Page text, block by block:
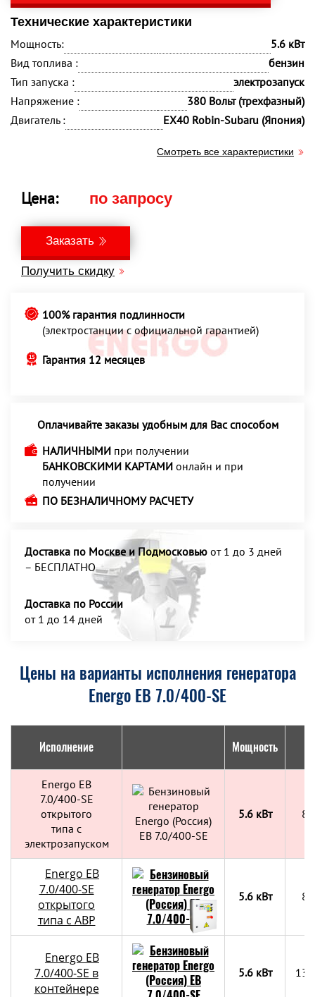
Технические характеристики
Мощность:
5.6 кВт
Вид топлива :
бензин
Тип запуска :
электрозапуск
Напряжение :
380 Вольт (трехфазный)
Двигатель :
EX40 Robin-Subaru (Япония)
Смотреть все характеристики
Цена: по запросу
Заказать
Получить скидку
100% гарантия подлинности
(электростанции с официальной гарантией)
Гарантия 12 месяцев
Оплачивайте заказы удобным для Вас способом
НАЛИЧНЫМИ при получении
БАНКОВСКИМИ КАРТАМИ онлайн и при
получении
ПО БЕЗНАЛИЧНОМУ РАСЧЕТУ
Доставка по Москве и Подмосковью от 1 до 3 дней
– БЕСПЛАТНО
Доставка по России
от 1 до 14 дней
Цены на варианты исполнения генератора
Energo EB 7.0/400-SE
Исполнение Мощность
Energo EB
7.0/400-SE
открытого
типа с
электрозапуском
5.6 кВт
Energo EB
7.0/400-SE
открытого
типа с АВР
5.6 кВт
Energo EB
7.0/400-SE в
контейнере
5.6 кВт